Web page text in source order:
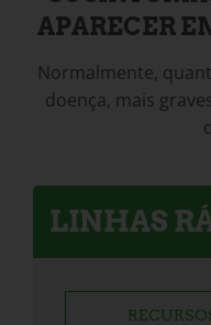
APARECER
Normalmente,
doença, mais
LINHAS